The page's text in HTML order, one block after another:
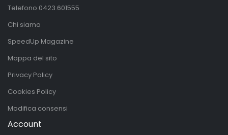
Telefono 0423.601555
Chi siamo
SpeedUp Magazine
Mappa del sito
Privacy Policy
Cookies Policy
Modifica consensi
Account